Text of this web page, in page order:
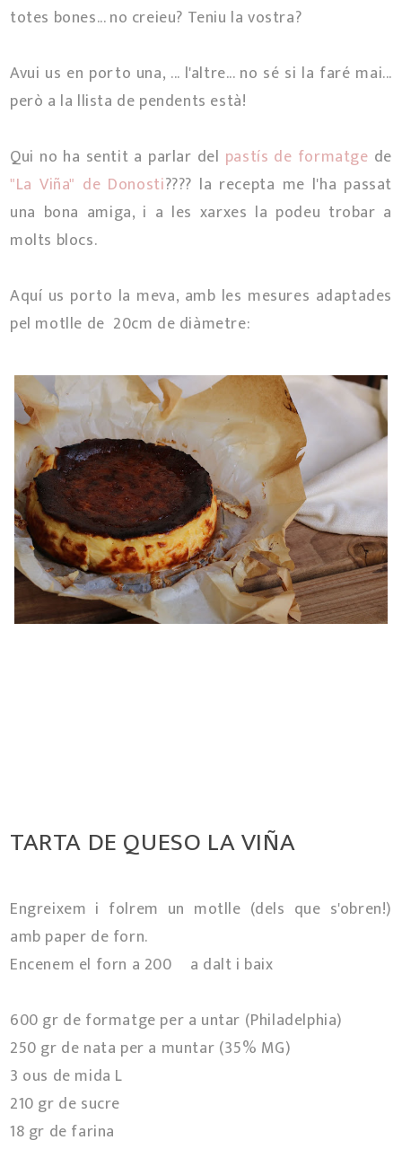
totes bones... no creieu? Teniu la vostra?
Avui us en porto una, ... l'altre... no sé si la faré mai...
però a la llista de pendents està!
Qui no ha sentit a parlar del pastís de formatge de
"La Viña" de Donosti???? la recepta me l'ha passat
una bona amiga, i a les xarxes la podeu trobar a
molts blocs.
Aquí us porto la meva, amb les mesures adaptades
pel motlle de 20cm de diàmetre:
TARTA DE QUESO LA VIÑA
Engreixem i folrem un motlle (dels que s'obren!)
amb paper de forn.
Encenem el forn a 200º a dalt i baix
600 gr de formatge per a untar (Philadelphia)
250 gr de nata per a muntar (35% MG)
3 ous de mida L
210 gr de sucre
18 gr de farina